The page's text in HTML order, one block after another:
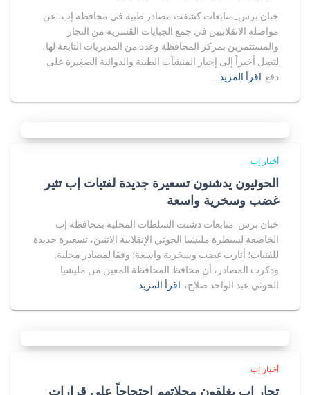
خبان برس_متابعات كشفت مصادر طبية في محافظة إب، عن
مواصلة الانقلابيين في جمع الجبايات القسرية من التجار
والمستثمرين بمركز المحافظة وعدد من المديريات التابعة لها،
لتصل أخيراً إلى إجبار المنشآت الطبية والدوائية الصغيرة على
دفع اقرأ المزيد…
أخبار إب
الحوثيون يدشنون تسعيرة جديدة لفتيات إب تثير
غضب وسخرية واسعة
خبان برس_متابعات دشنت السلطات المحلية بمحافظة إب
الخاضعة لسيطرة مليشيا الحوثي الإنقلابية الاثنين، تسعيرة جديدة
للفتيات؛ أثارت غضب وسخرية واسعة؛ وفقا لمصادر محلية.
وذكرت المصادر، أن محافظ المحافظة المعين من مليشيا
الحوثي عبد الواحد صلاح، اقرأ المزيد…
أخبار إب
تجار إب يغلقون محلاتهم إحتجاجاً على قرارات